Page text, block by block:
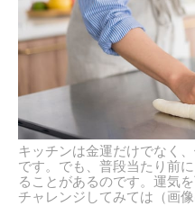
キッチンは金運だけでなく
です。でも、普段当たり前
ることがあるのです。運気
チャレンジしてみては（画